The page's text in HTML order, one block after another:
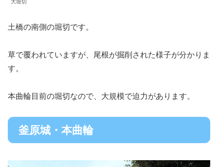
大堀切
土橋の南側の堀切です。
草で覆われていますが、尾根が掘削された様子が分かりま
す。
本曲輪目前の堀切なので、大規模で迫力があります。
釜原城・本曲輪